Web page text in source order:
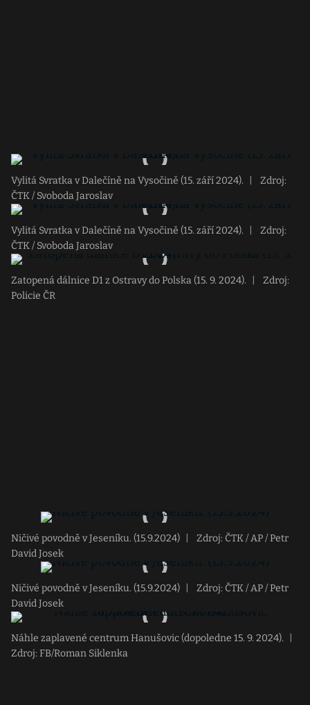
Vylitá Svratka v Dalečíně na Vysočině (15. září 2024).
Zdroj:
ČTK / Svoboda Jaroslav
Vylitá Svratka v Dalečíně na Vysočině (15. září 2024).
Zdroj:
ČTK / Svoboda Jaroslav
Zatopená dálnice D1 z Ostravy do Polska (15. 9. 2024).
Zdroj:
Policie ČR
Ničivé povodně v Jeseníku. (15.9.2024)
Zdroj: ČTK / AP / Petr
David Josek
Ničivé povodně v Jeseníku. (15.9.2024)
Zdroj: ČTK / AP / Petr
David Josek
Náhle zaplavené centrum Hanušovic (dopoledne 15. 9. 2024).
Zdroj: FB/Roman Siklenka